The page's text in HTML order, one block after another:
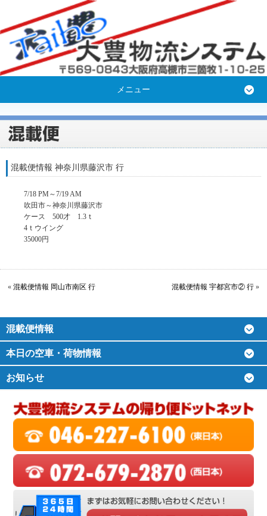
メニュー
混載便情報 神奈川県藤沢市 行
7/18 PM～7/19 AM
吹田市～神奈川県藤沢市
ケース 500才 1.3ｔ
4ｔウイング
35000円
« 混載便情報 岡山市南区 行 混載便情報 宇都宮市② 行 »
混載便情報
本日の空車・荷物情報
お知らせ